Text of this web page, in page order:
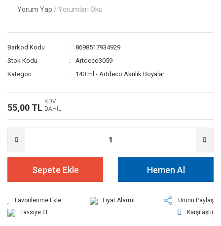
Yorum Yap / Yorumları Oku
Barkod Kodu
8698517934929
Stok Kodu
Artdeco3059
Kategori
140 ml - Artdeco Akrilik Boyalar
55,00 TL
KDV
DAHİL
Sepete Ekle Hemen Al
Fiyat Alarmı
Ürünü Paylaş
Tavsiye Et
Karşılaştır